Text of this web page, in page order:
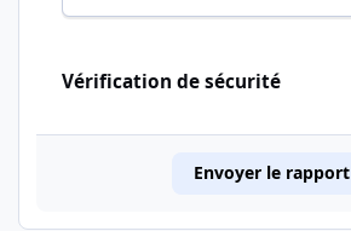
Vérification de sécurité
Envoyer le rapport